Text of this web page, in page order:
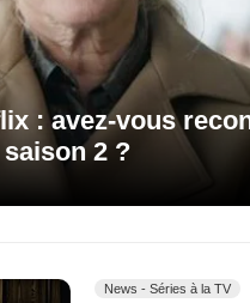
: avez-vous
2 ?
News - Séries à la TV